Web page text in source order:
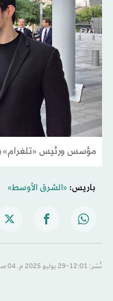
مؤسس ورئيس «تلغرام»
باريس:«الشرق الأوسط»
نُشر: 12:01-29 يوليو 2025 م ـ 04 صفَر 1447 هـ